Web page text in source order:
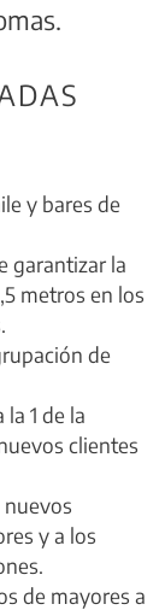
y bares de
garantizar la
metros en los
de
1 de la
clientes
nuevos
y a los
de mayores a